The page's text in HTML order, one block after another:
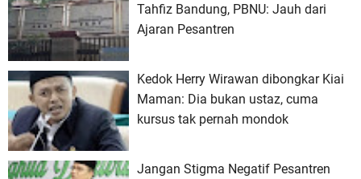
Tahfiz Bandung, PBNU: Jauh dari
Ajaran Pesantren
Kedok Herry Wirawan dibongkar Kiai
Maman: Dia bukan ustaz, cuma
kursus tak pernah mondok
Jangan Stigma Negatif Pesantren